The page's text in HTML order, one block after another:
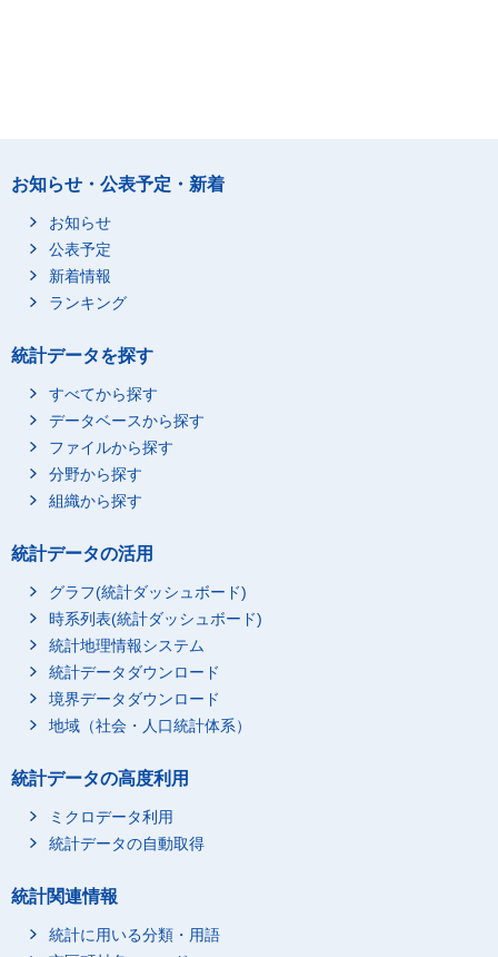
お知らせ・公表予定・新着
お知らせ
公表予定
新着情報
ランキング
統計データを探す
すべてから探す
データベースから探す
ファイルから探す
分野から探す
組織から探す
統計データの活用
グラフ(統計ダッシュボード)
時系列表(統計ダッシュボード)
統計地理情報システム
統計データダウンロード
境界データダウンロード
地域（社会・人口統計体系）
統計データの高度利用
ミクロデータ利用
統計データの自動取得
統計関連情報
統計に用いる分類・用語